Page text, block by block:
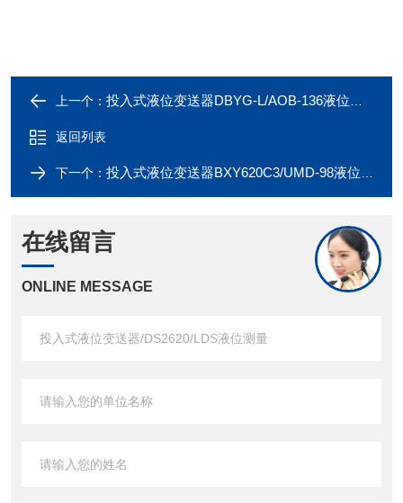
上一个： 投入式液位变送器DBYG-L/AOB-136液位测量
返回列表
下一个： 投入式液位变送器BXY620C3/UMD-98液位测量
在线留言
ONLINE MESSAGE